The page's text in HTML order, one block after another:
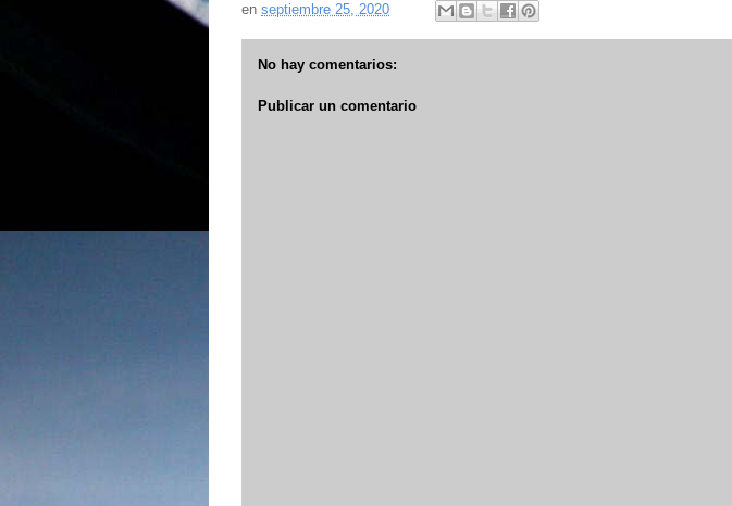
en septiembre 25, 2020
No hay comentarios:
Publicar un comentario